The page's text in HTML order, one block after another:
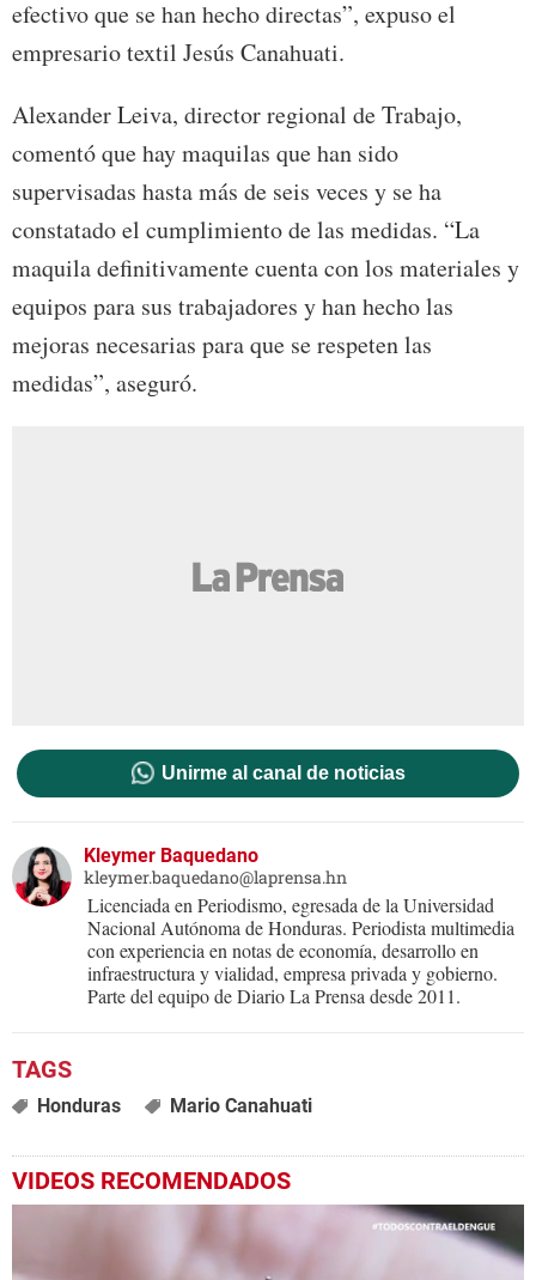
efectivo que se han hecho directas”, expuso el
empresario textil Jesús Canahuati.
Alexander Leiva, director regional de Trabajo,
comentó que hay maquilas que han sido
supervisadas hasta más de seis veces y se ha
constatado el cumplimiento de las medidas. “La
maquila definitivamente cuenta con los materiales y
equipos para sus trabajadores y han hecho las
mejoras necesarias para que se respeten las
medidas”, aseguró.
Unirme al canal de noticias
Kleymer Baquedano
kleymer.baquedano@laprensa.hn
Licenciada en Periodismo, egresada de la Universidad
Nacional Autónoma de Honduras. Periodista multimedia
con experiencia en notas de economía, desarrollo en
infraestructura y vialidad, empresa privada y gobierno.
Parte del equipo de Diario La Prensa desde 2011.
Honduras Mario Canahuati
VIDEOS RECOMENDADOS